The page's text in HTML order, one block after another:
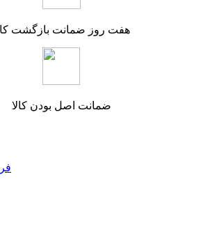
هفت روز ضمانت بازگشت
ضمانت اصل بودن کالا